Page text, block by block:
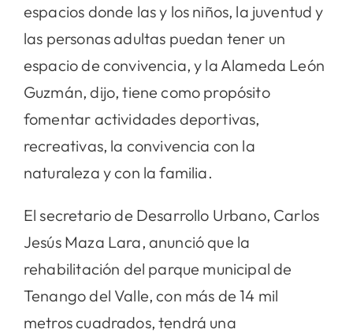
espacios donde las y los niños, la juventud y
las personas adultas puedan tener un
espacio de convivencia, y la Alameda León
Guzmán, dijo, tiene como propósito
fomentar actividades deportivas,
recreativas, la convivencia con la
naturaleza y con la familia.
El secretario de Desarrollo Urbano, Carlos
Jesús Maza Lara, anunció que la
rehabilitación del parque municipal de
Tenango del Valle, con más de 14 mil
metros cuadrados, tendrá una